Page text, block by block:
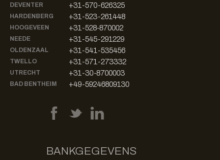
DEVENTER +31-570-626325
HARDENBERG +31-523-261448
HOOGEVEEN +31-528-870002
NEEDE +31-545-291229
OLDENZAAL +31-541-535456
TWELLO +31-571-273332
UTRECHT +31-30-8700003
BAD BENTHEIM +49-59246809130
BANKGEGEVENS